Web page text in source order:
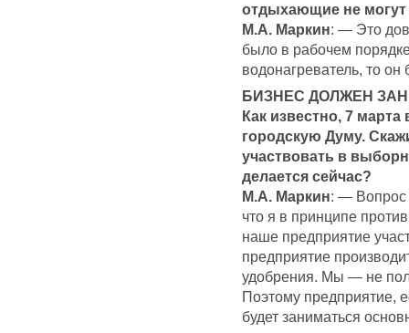
отдыхающие не
М.А. Маркин: — Это
было в рабочем
водонагреватель, то он
БИЗНЕС ДОЛЖЕН
Как известно, 7
городскую Думу.
участвовать в
делается сейчас?
М.А. Маркин: — Вопрос
что я в принципе
наше предприятие
предприятие
удобрения. Мы — не
Поэтому предприятие,
будет заниматься